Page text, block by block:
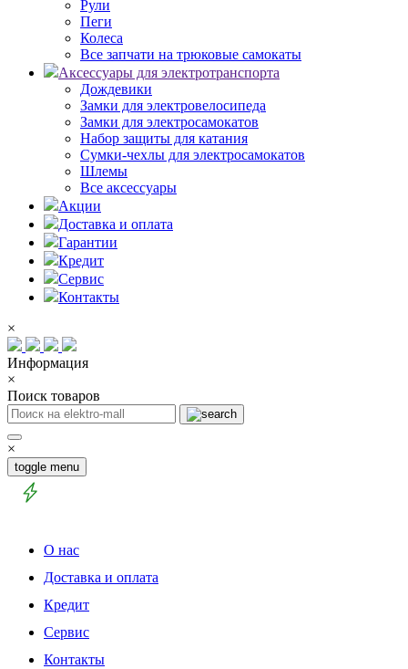
Рули
Пеги
Колеса
Все запчати на трюковые самокаты
Аксессуары для электротранспорта
Дождевики
Замки для электровелосипеда
Замки для электросамокатов
Набор защиты для катания
Сумки-чехлы для электросамокатов
Шлемы
Все аксессуары
Акции
Доставка и оплата
Гарантии
Кредит
Сервис
Контакты
×
Информация
×
Поиск товаров
×
toggle menu
О нас
Доставка и оплата
Кредит
Сервис
Контакты